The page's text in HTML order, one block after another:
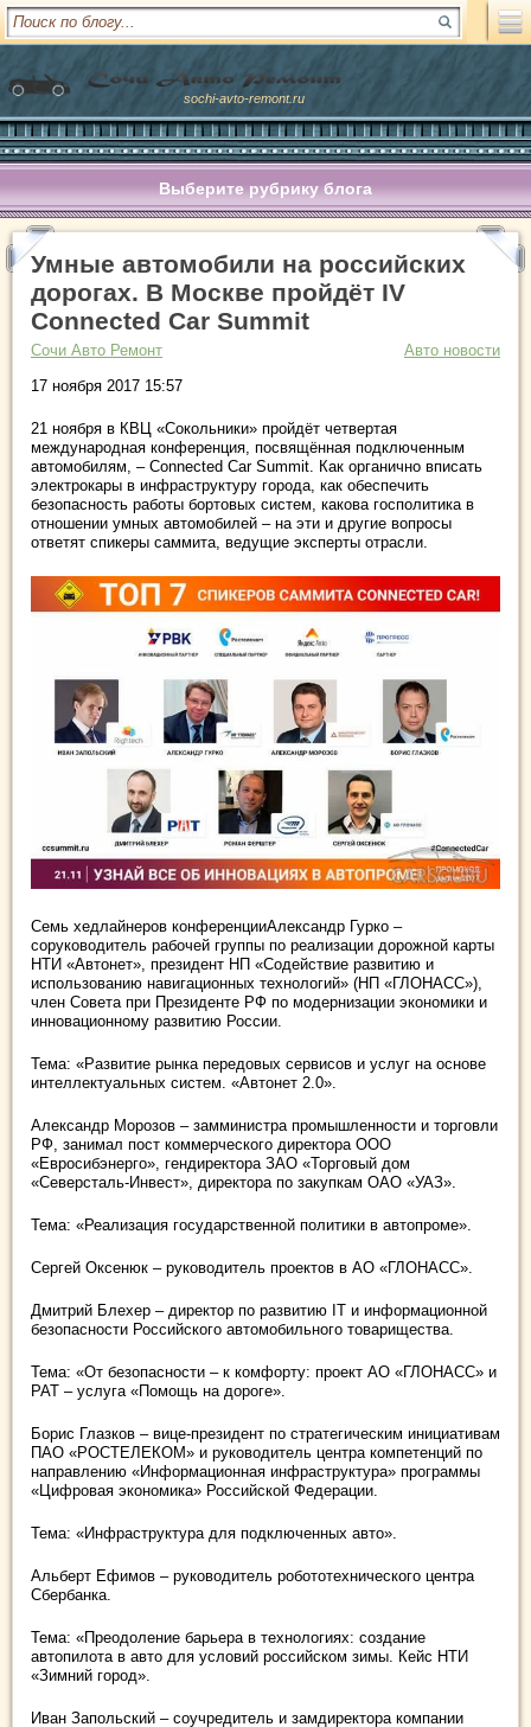
sochi-avto-remont.ru
Выберите рубрику блога
Умные автомобили на российских
дорогах. В Москве пройдёт IV
Connected Car Summit
Сочи Авто Ремонт
Авто новости
17 ноября 2017 15:57
21 ноября в КВЦ «Сокольники» пройдёт четвертая
международная конференция, посвящённая подключенным
автомобилям, – Connected Car Summit. Как органично вписать
электрокары в инфраструктуру города, как обеспечить
безопасность работы бортовых систем, какова госполитика в
отношении умных автомобилей – на эти и другие вопросы
ответят спикеры саммита, ведущие эксперты отрасли.
Семь хедлайнеров конференцииАлександр Гурко –
соруководитель рабочей группы по реализации дорожной карты
НТИ «Автонет», президент НП «Содействие развитию и
использованию навигационных технологий» (НП «ГЛОНАСС»),
член Совета при Президенте РФ по модернизации экономики и
инновационному развитию России.
Тема: «Развитие рынка передовых сервисов и услуг на основе
интеллектуальных систем. «Автонет 2.0».
Александр Морозов – замминистра промышленности и торговли
РФ, занимал пост коммерческого директора ООО
«Евросибэнерго», гендиректора ЗАО «Торговый дом
«Северсталь-Инвест», директора по закупкам ОАО «УАЗ».
Тема: «Реализация государственной политики в автопроме».
Сергей Оксенюк – руководитель проектов в АО «ГЛОНАСС».
Дмитрий Блехер – директор по развитию IT и информационной
безопасности Российского автомобильного товарищества.
Тема: «От безопасности – к комфорту: проект АО «ГЛОНАСС» и
РАТ – услуга «Помощь на дороге».
Борис Глазков – вице-президент по стратегическим инициативам
ПАО «РОСТЕЛЕКОМ» и руководитель центра компетенций по
направлению «Информационная инфраструктура» программы
«Цифровая экономика» Российской Федерации.
Тема: «Инфраструктура для подключенных авто».
Альберт Ефимов – руководитель робототехнического центра
Сбербанка.
Тема: «Преодоление барьера в технологиях: создание
автопилота в авто для условий российском зимы. Кейс НТИ
«Зимний город».
Иван Запольский – соучредитель и замдиректора компании